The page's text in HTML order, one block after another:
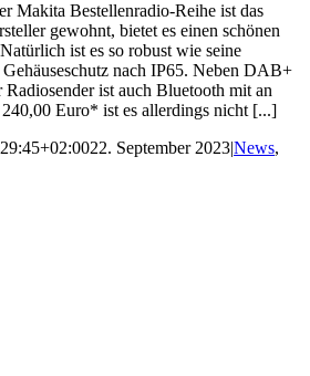
Makita Bestellenradio-Reihe ist das
gewohnt, bietet es einen schönen
ist es so robust wie seine
nach IP65. Neben DAB+
ist auch Bluetooth mit an
Euro* ist es allerdings nicht [...]
22. September 2023|News,